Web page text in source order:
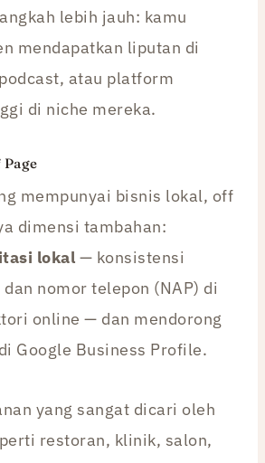
lebih jauh: kamu
mendapatkan liputan di
atau platform
di niche mereka.
mempunyai bisnis lokal, off
dimensi tambahan:
lokal — konsistensi
nomor telepon (NAP) di
online — dan mendorong
Google Business Profile.
yang sangat dicari oleh
restoran, klinik, salon,